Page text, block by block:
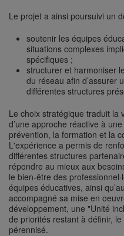
Le projet a ainsi poursuivi un
soutenir les équipes
situations complexes
spécifiques ;
structurer et harmoniser
du réseau afin d’assurer
différentes structures
Le choix stratégique traduit la
d’une approche réactive à
prévention, la formation et la
L'expérience a permis de
différentes structures
répondre au mieux aux
le bien-être des
équipes éducatives, ainsi
accompagné sa mise en
développement, une "Unité
de priorités restant à définir,
pérennisé.